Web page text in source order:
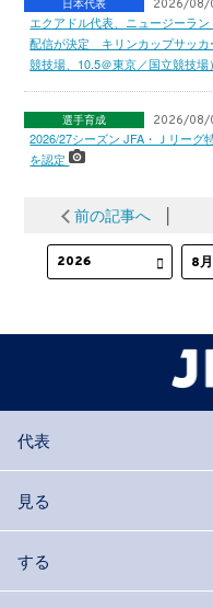
日本代表 2026/08/
エクアドル代表、ニュージーラ
配信が決定 キリンカップサッカ
競技場、10.5＠東京／国立競技
選手育成 2026/08/
2026/27シーズン JFA・Ｊリーグ
を認定
前の記事へ
代表
見る
する